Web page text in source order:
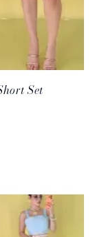
Set